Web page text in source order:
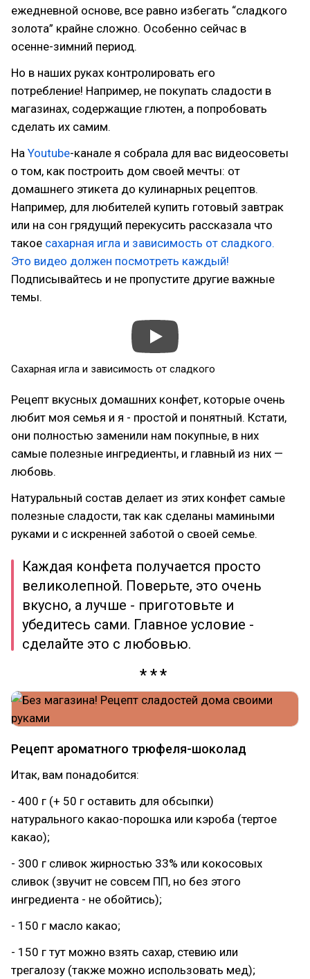
ежедневной основе, все равно избегать “сладкого
золота” крайне сложно. Особенно сейчас в
осенне-зимний период.
Но в наших руках контролировать его
потребление! Например, не покупать сладости в
магазинах, содержащие глютен, а попробовать
сделать их самим.
На Youtube-канале я собрала для вас видеосоветы
о том, как построить дом своей мечты: от
домашнего этикета до кулинарных рецептов.
Например, для любителей купить готовый завтрак
или на сон грядущий перекусить рассказала что
такое сахарная игла и зависимость от сладкого.
Это видео должен посмотреть каждый!
Подписывайтесь и не пропустите другие важные
темы.
Сахарная игла и зависимость от сладкого
Рецепт вкусных домашних конфет, которые очень
любит моя семья и я - простой и понятный. Кстати,
они полностью заменили нам покупные, в них
самые полезные ингредиенты, и главный из них —
любовь.
Натуральный состав делает из этих конфет самые
полезные сладости, так как сделаны мамиными
руками и с искренней заботой о своей семье.
Каждая конфета получается просто
великолепной. Поверьте, это очень
вкусно, а лучше - приготовьте и
убедитесь сами. Главное условие -
сделайте это с любовью.
Рецепт ароматного трюфеля-шоколад
Итак, вам понадобится:
- 400 г (+ 50 г оставить для обсыпки)
натурального какао-порошка или кэроба (тертое
какао);
- 300 г сливок жирностью 33% или кокосовых
сливок (звучит не совсем ПП, но без этого
ингредиента - не обойтись);
- 150 г масло какао;
- 150 г тут можно взять сахар, стевию или
трегалозу (также можно использовать мед);